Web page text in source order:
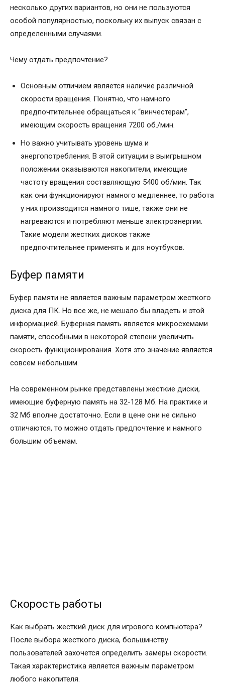
несколько других вариантов, но они не пользуются
особой популярностью, поскольку их выпуск связан с
определенными случаями.
Чему отдать предпочтение?
Основным отличием является наличие различной
скорости вращения. Понятно, что намного
предпочтительнее обращаться к “винчестерам”,
имеющим скорость вращения 7200 об./мин.
Но важно учитывать уровень шума и
энергопотребления. В этой ситуации в выигрышном
положении оказываются накопители, имеющие
частоту вращения составляющую 5400 об/мин. Так
как они функционируют намного медленнее, то работа
у них производится намного тише, также они не
нагреваются и потребляют меньше электроэнергии.
Такие модели жестких дисков также
предпочтительнее применять и для ноутбуков.
Буфер памяти
Буфер памяти не является важным параметром жесткого
диска для ПК. Но все же, не мешало бы владеть и этой
информацией. Буферная память является микросхемами
памяти, способными в некоторой степени увеличить
скорость функционирования. Хотя это значение является
совсем небольшим.
На современном рынке представлены жесткие диски,
имеющие буферную память на 32-128 Мб. На практике и
32 Мб вполне достаточно. Если в цене они не сильно
отличаются, то можно отдать предпочтение и намного
большим объемам.
Скорость работы
Как выбрать жесткий диск для игрового компьютера?
После выбора жесткого диска, большинству
пользователей захочется определить замеры скорости.
Такая характеристика является важным параметром
любого накопителя.